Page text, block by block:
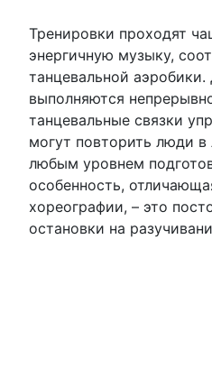
Тренировки проходят
энергичную музыку,
танцевальной
выполняются
танцевальные связки
могут повторить люди
любым уровнем
особенность,
хореографии, – это
остановки на